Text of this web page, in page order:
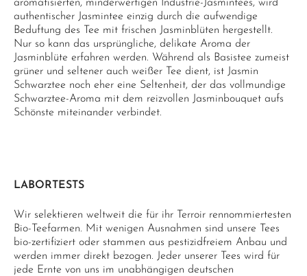
aromatisierten, minderwertigen Industrie-Jasmintees, wird
authentischer Jasmintee einzig durch die aufwendige
Beduftung des Tee mit frischen Jasminblüten hergestellt.
Nur so kann das ursprüngliche, delikate Aroma der
Jasminblüte erfahren werden. Während als Basistee zumeist
grüner und seltener auch weißer Tee dient, ist Jasmin
Schwarztee noch eher eine Seltenheit, der das vollmundige
Schwarztee-Aroma mit dem reizvollen Jasminbouquet aufs
Schönste miteinander verbindet.
LABORTESTS
Wir selektieren weltweit die für ihr Terroir rennommiertesten
Bio-Teefarmen. Mit wenigen Ausnahmen sind unsere Tees
bio-zertifiziert oder stammen aus pestizidfreiem Anbau und
werden immer direkt bezogen. Jeder unserer Tees wird für
jede Ernte von uns im unabhängigen deutschen